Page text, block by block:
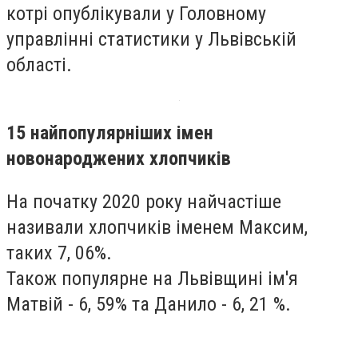
котрі опублікували у Головному
управлінні статистики у Львівській
області.
15 найпопулярніших імен
новонароджених хлопчиків
На початку 2020 року найчастіше
називали хлопчиків іменем Максим,
таких 7, 06%.
Також популярне на Львівщині ім'я
Матвій - 6, 59% та Данило - 6, 21 %.